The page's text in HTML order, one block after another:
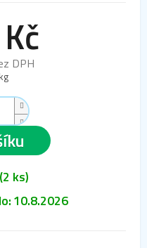
DPH
(2 ks)
10.8.2026